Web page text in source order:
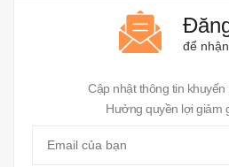
để
Cập nhật thông tin
Hưởng quyền lợi giảm